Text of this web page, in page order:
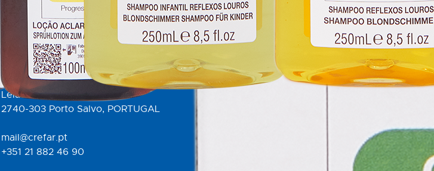
CREFAR Representações, Lda
Edifício OrangeRua Henrique Callado, nº 8
Bloco A, piso 1, Escritório A12
Leião
2740-303 Porto Salvo, PORTUGAL
mail@crefar.pt
+351 21 882 46 90